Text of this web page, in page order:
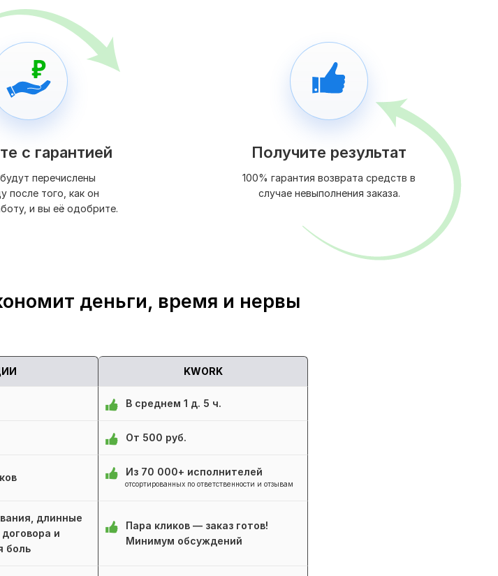
с гарантией
перечислены
после того, как он
и вы её одобрите.
Получите результат
100% гарантия возврата средств в
случае невыполнения заказа.
деньги, время и нервы
KWORK
В среднем 1 д. 5 ч.
От 500 руб.
Из 70 000+ исполнителей
отсортированных по ответственности и отзывам
длинные
и
боль
Пара кликов — заказ готов!
Минимум обсуждений